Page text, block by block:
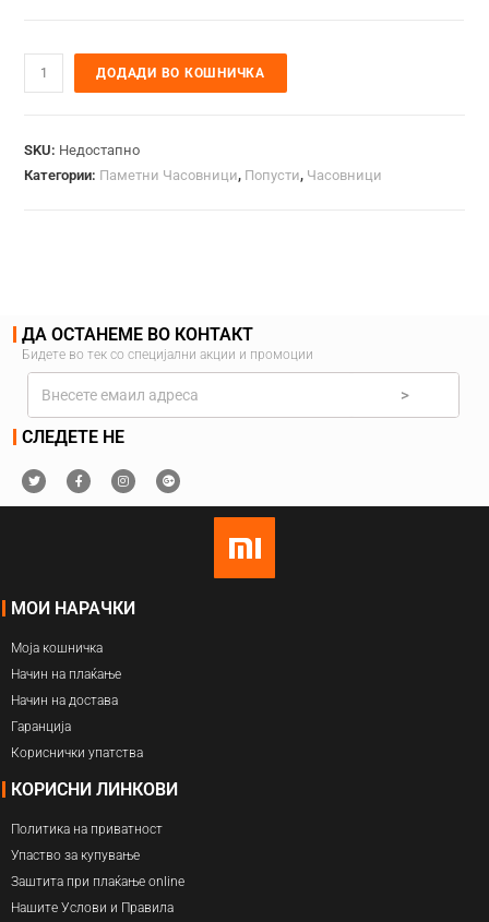
ДОДАДИ ВО КОШНИЧКА
SKU: Недостапно
Категории: Паметни Часовници, Попусти, Часовници
ДА ОСТАНЕМЕ ВО КОНТАКТ
Бидете во тек со специјални акции и промоции
>
СЛЕДЕТЕ НЕ
МОИ НАРАЧКИ
Моја кошничка
Начин на плаќање
Начин на достава
Гаранција
Кориснички упатства
КОРИСНИ ЛИНКОВИ
Политика на приватност
Упаство за купување
Заштита при плаќање online
Нашите Услови и Правила